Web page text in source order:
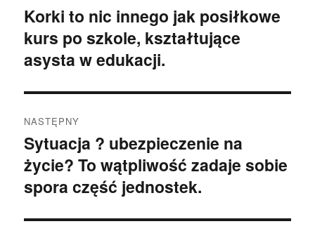
wpisu
Poprzedni
wpis:
Korki to nic innego jak posiłkowe
kurs po szkole, kształtujące
asysta w edukacji.
NASTĘPNY
Następny
wpis:
Sytuacja ? ubezpieczenie na
życie? To wątpliwość zadaje sobie
spora część jednostek.